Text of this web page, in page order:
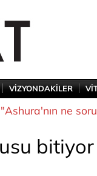
VİZYONDAKİLER
ne